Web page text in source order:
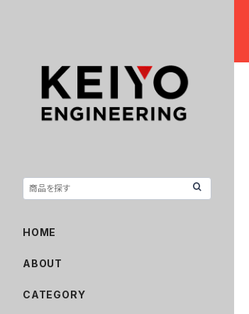
HOME
ABOUT
CATEGORY